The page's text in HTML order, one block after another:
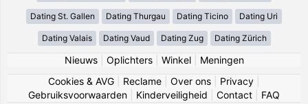
Dating St. Gallen Dating Thurgau Dating Ticino Dating Uri
Dating Valais Dating Vaud Dating Zug Dating Zürich
Nieuws| Oplichters| Winkel| Meningen
Cookies & AVG
Reclame Over ons Privacy
Gebruiksvoorwaarden
Kinderveiligheid Contact FAQ